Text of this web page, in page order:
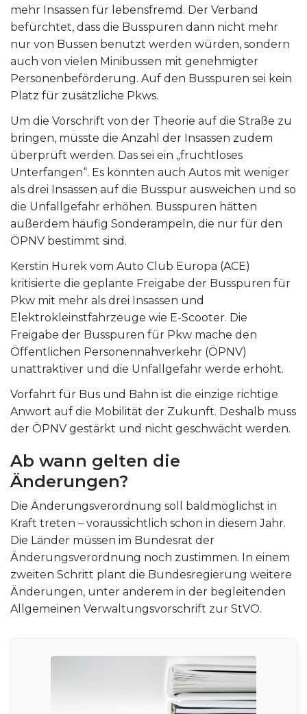
mehr Insassen für lebensfremd. Der Verband
befürchtet, dass die Busspuren dann nicht mehr
nur von Bussen benutzt werden würden, sondern
auch von vielen Minibussen mit genehmigter
Personenbeförderung. Auf den Busspuren sei kein
Platz für zusätzliche Pkws.
Um die Vorschrift von der Theorie auf die Straße zu
bringen, müsste die Anzahl der Insassen zudem
überprüft werden. Das sei ein „fruchtloses
Unterfangen“. Es könnten auch Autos mit weniger
als drei Insassen auf die Busspur ausweichen und so
die Unfallgefahr erhöhen. Busspuren hätten
außerdem häufig Sonderampeln, die nur für den
ÖPNV bestimmt sind.
Kerstin Hurek vom Auto Club Europa (ACE)
kritisierte die geplante Freigabe der Busspuren für
Pkw mit mehr als drei Insassen und
Elektrokleinstfahrzeuge wie E-Scooter. Die
Freigabe der Busspuren für Pkw mache den
Öffentlichen Personennahverkehr (ÖPNV)
unattraktiver und die Unfallgefahr werde erhöht.
Vorfahrt für Bus und Bahn ist die einzige richtige
Anwort auf die Mobilität der Zukunft. Deshalb muss
der ÖPNV gestärkt und nicht geschwächt werden.
Ab wann gelten die
Änderungen?
Die Änderungsverordnung soll baldmöglichst in
Kraft treten – voraussichtlich schon in diesem Jahr.
Die Länder müssen im Bundesrat der
Änderungsverordnung noch zustimmen. In einem
zweiten Schritt plant die Bundesregierung weitere
Änderungen, unter anderem in der begleitenden
Allgemeinen Verwaltungsvorschrift zur StVO.